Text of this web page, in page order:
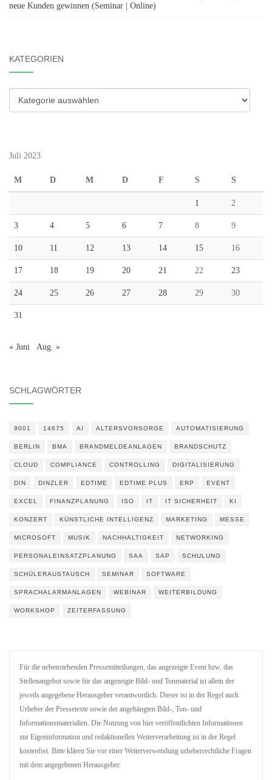
neue Kunden gewinnen (Seminar | Online)
KATEGORIEN
Kategorien
Juli 2023
M D M D F S S
1 2
3 4 5 6 7 8 9
10 11 12 13 14 15 16
17 18 19 20 21 22 23
24 25 26 27 28 29 30
31
« Juni Aug. »
SCHLAGWÖRTER
9001 14675 AI ALTERSVORSORGE AUTOMATISIERUNG
BERLIN BMA BRANDMELDEANLAGEN BRANDSCHUTZ
CLOUD COMPLIANCE CONTROLLING DIGITALISIERUNG
DIN DINZLER EDTIME EDTIME PLUS ERP EVENT
EXCEL FINANZPLANUNG ISO IT IT SICHERHEIT KI
KONZERT KÜNSTLICHE INTELLIGENZ MARKETING MESSE
MICROSOFT MUSIK NACHHALTIGKEIT NETWORKING
PERSONALEINSATZPLANUNG SAA SAP SCHULUNG
SCHÜLERAUSTAUSCH SEMINAR SOFTWARE
SPRACHALARMANLAGEN WEBINAR WEITERBILDUNG
WORKSHOP ZEITERFASSUNG
Für die nebenstehenden Pressemitteilungen, das angezeigte Event bzw. das
Stellenangebot sowie für das angezeigte Bild- und Tonmaterial ist allein der
jeweils angegebene Herausgeber verantwortlich. Dieser ist in der Regel auch
Urheber der Pressetexte sowie der angehängten Bild-, Ton- und
Informationsmaterialien. Die Nutzung von hier veröffentlichten Informationen
zur Eigeninformation und redaktionellen Weiterverarbeitung ist in der Regel
kostenfrei. Bitte klären Sie vor einer Weiterverwendung urheberrechtliche Fragen
mit dem angegebenen Herausgeber.